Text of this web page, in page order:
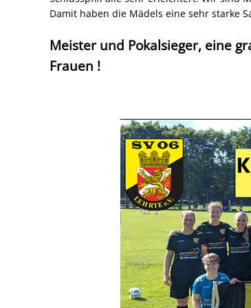
Damit haben die Mädels eine sehr starke
Meister und Pokalsieger, eine
Frauen !